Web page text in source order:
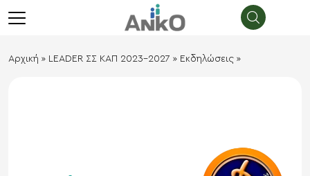
Αρχική » LEADER ΣΣ ΚΑΠ 2023-2027 » Εκδηλώσεις »